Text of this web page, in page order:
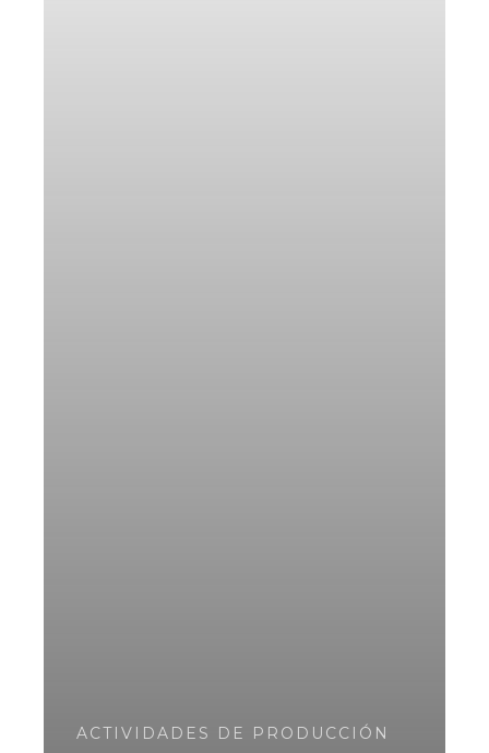
ACTIVIDADES DE PRODUCCIÓN